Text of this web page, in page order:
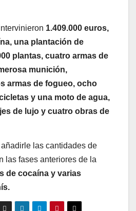
1.409.000 euros,
una plantación de
plantas, cuatro armas de
munición,
armas de fogueo, ocho
y una moto de agua,
de lujo y cuatro obras de
las cantidades de
las fases anteriores de la
de cocaína y varias